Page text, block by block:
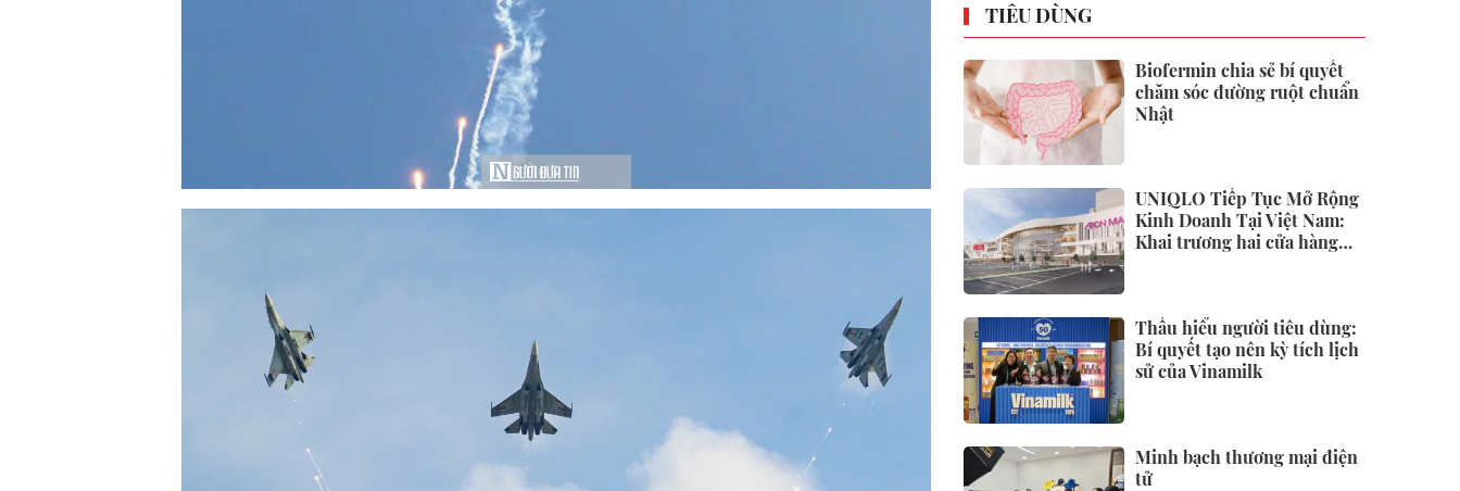
TIÊU DÙNG
Biofermin chia sẻ bí quyết
chăm sóc đường ruột chuẩn
Nhật
UNIQLO Tiếp Tục Mở Rộng
Kinh Doanh Tại Việt Nam:
Khai trương hai cửa hàng
Thấu hiểu người tiêu dùng:
Bí quyết tạo nên kỳ tích lịch
sử của Vinamilk
Minh bạch thương mại điện
tử